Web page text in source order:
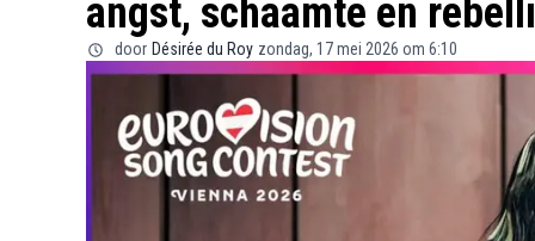
angst, schaamte en
door Désirée du Roy zondag, 17 mei 2026 om 6:10